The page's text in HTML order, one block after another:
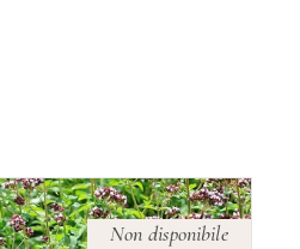
Non disponibile